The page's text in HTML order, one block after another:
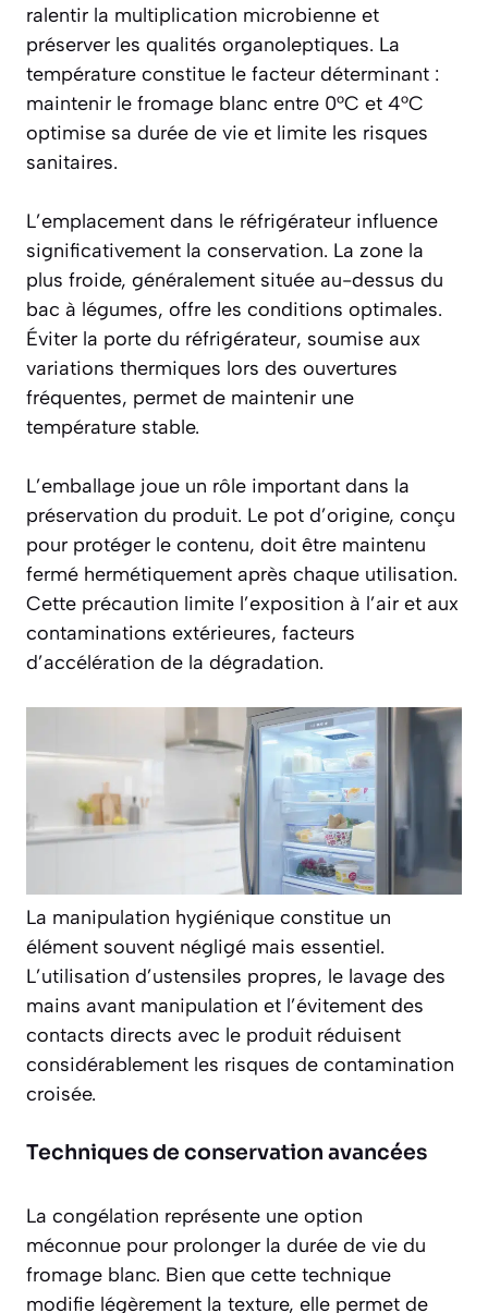
ralentir la multiplication microbienne et
préserver les qualités organoleptiques. La
température constitue le facteur déterminant :
maintenir le fromage blanc entre 0°C et 4°C
optimise sa durée de vie et limite les risques
sanitaires.
L’emplacement dans le réfrigérateur influence
significativement la conservation. La zone la
plus froide, généralement située au-dessus du
bac à légumes, offre les conditions optimales.
Éviter la porte du réfrigérateur, soumise aux
variations thermiques lors des ouvertures
fréquentes, permet de maintenir une
température stable.
L’emballage joue un rôle important dans la
préservation du produit. Le pot d’origine, conçu
pour protéger le contenu, doit être maintenu
fermé hermétiquement après chaque utilisation.
Cette précaution limite l’exposition à l’air et aux
contaminations extérieures, facteurs
d’accélération de la dégradation.
La manipulation hygiénique constitue un
élément souvent négligé mais essentiel.
L’utilisation d’ustensiles propres, le lavage des
mains avant manipulation et l’évitement des
contacts directs avec le produit réduisent
considérablement les risques de contamination
croisée.
Techniques de conservation avancées
La congélation représente une option
méconnue pour prolonger la durée de vie du
fromage blanc. Bien que cette technique
modifie légèrement la texture, elle permet de